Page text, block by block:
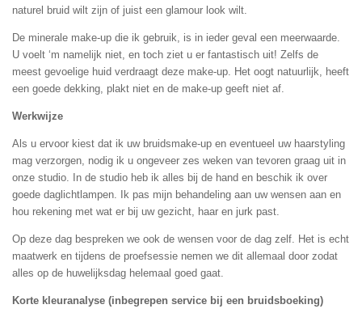
naturel bruid wilt zijn of juist een glamour look wilt.
De minerale make-up die ik gebruik, is in ieder geval een meerwaarde.
U voelt ‘m namelijk niet, en toch ziet u er fantastisch uit! Zelfs de
meest gevoelige huid verdraagt deze make-up. Het oogt natuurlijk, heeft
een goede dekking, plakt niet en de make-up geeft niet af.
Werkwijze
Als u ervoor kiest dat ik uw bruidsmake-up en eventueel uw haarstyling
mag verzorgen, nodig ik u ongeveer zes weken van tevoren graag uit in
onze studio. In de studio heb ik alles bij de hand en beschik ik over
goede daglichtlampen. Ik pas mijn behandeling aan uw wensen aan en
hou rekening met wat er bij uw gezicht, haar en jurk past.
Op deze dag bespreken we ook de wensen voor de dag zelf. Het is echt
maatwerk en tijdens de proefsessie nemen we dit allemaal door zodat
alles op de huwelijksdag helemaal goed gaat.
Korte kleuranalyse (inbegrepen service bij een bruidsboeking)